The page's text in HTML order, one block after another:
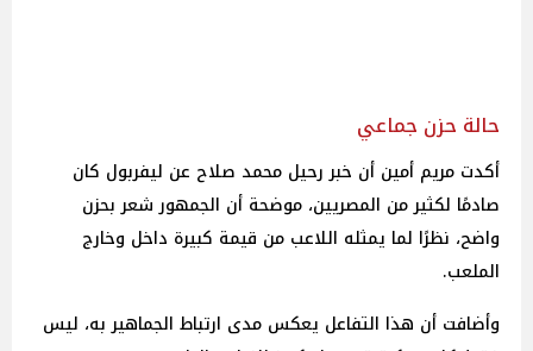
حالة حزن جماعي
أكدت مريم أمين أن خبر رحيل محمد صلاح عن ليفربول كان
صادمًا لكثير من المصريين، موضحة أن الجمهور شعر بحزن
واضح، نظرًا لما يمثله اللاعب من قيمة كبيرة داخل وخارج
الملعب.
وأضافت أن هذا التفاعل يعكس مدى ارتباط الجماهير به، ليس